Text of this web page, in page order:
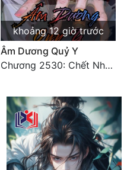
khoảng 12 giờ trước
Âm Dương Quỷ Y
Chương 2530: Chết Như Thế Nào